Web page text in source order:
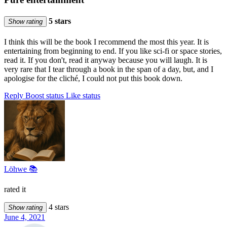
Show rating 5 stars
I think this will be the book I recommend the most this year. It is
entertaining from beginning to end. If you like sci-fi or space stories,
read it. If you don't, read it anyway because you will laugh. It is
very rare that I tear through a book in the span of a day, but, and I
apologise for the cliché, I could not put this book down.
Reply Boost status Like status
Löhwe 📚
rated it
Show rating
4 stars
June 4, 2021